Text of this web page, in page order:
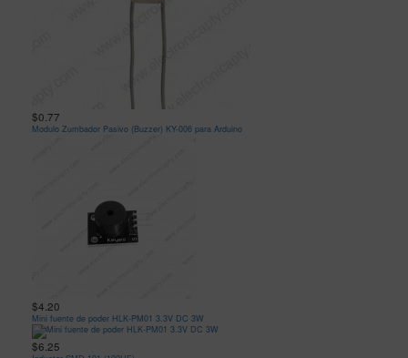
$0.77
Modulo Zumbador Pasivo (Buzzer) KY-006 para Arduino
$4.20
Mini fuente de poder HLK-PM01 3.3V DC 3W
$6.25